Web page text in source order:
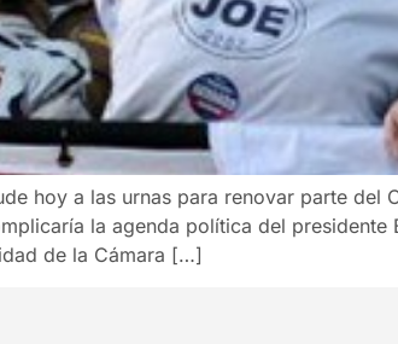
hoy a las urnas para renovar parte
la agenda política del
de la Cámara […]